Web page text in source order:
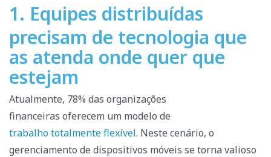
1. Equipes distribuídas
precisam de tecnologia que
as atenda onde quer que
estejam
Atualmente, 78% das organizações
financeiras oferecem um modelo de
trabalho totalmente flexível. Neste cenário, o
gerenciamento de dispositivos móveis se torna valioso